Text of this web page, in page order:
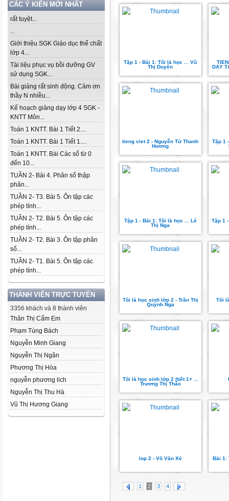
CÁC Ý KIẾN MỚI NHẤT
rất tuyệt...
...
Giới thiệu SGK Giáo dục thể chất
lớp 4...
Tài liệu phục vụ bồi dưỡng GV
sử dụng SGK...
Bài giảng rất sinh động. Cảm ơn
thầy N nhiều...
Kế hoạch giảng dạy lớp 4 SGK -
KNTT Môn...
Toán 1 KNTT. Bài 1 Tiết 2....
Toán 1 KNTT. Bài 1 Tiết 1....
Toán 1 KNTT. Bài Các số từ 0
đến 10...
TUẦN 2- Bài 4. Phân số thập
phân...
TUẦN 2- T3. Bài 5. Ôn tập các
phép tính...
TUẦN 2- T2. Bài 5. Ôn tập các
phép tính...
TUẦN 2- T2. Bài 3. Ôn tập phân
số...
TUẦN 2- T1. Bài 5. Ôn tập các
phép tính...
THÀNH VIÊN TRỰC TUYẾN
3356 khách và 8 thành viên
Thân Thị Cẩm Em
Phạm Tùng Bách
Nguyễn Minh Giang
Nguyễn Thị Ngân
Phương Thị Hòa
nguyễn phương lich
Nguyễn Thị Thu Hà
Vũ Thị Hương Giang
Tập 1 - Bài 1: Tôi là học ... Vũ
Thị Duyên
DẠY
tieng viet 2 - Nguyễn Từ Thanh
Hương
Tập 1
Tập 1 - Bài 1: Tôi là học ... Lê
Thị Nga
Tập 1
Tôi là học sinh lớp 2 - Trần Thị
Quỳnh Nga
Tôi
Tôi là học sinh lớp 2 (tiết 1+ ...
Trương Thị Thào
lop 2 - Võ Văn Xé Bài 1:
1 2 3 4